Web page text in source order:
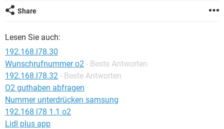
Share
Lesen Sie auch:
192.168.l78.30
Wunschrufnummer o2 - Beste Antworten
192.168.l78.32 - Beste Antworten
O2 guthaben abfragen
Nummer unterdrücken samsung
192.168 l78 1.1 o2
Lidl plus app